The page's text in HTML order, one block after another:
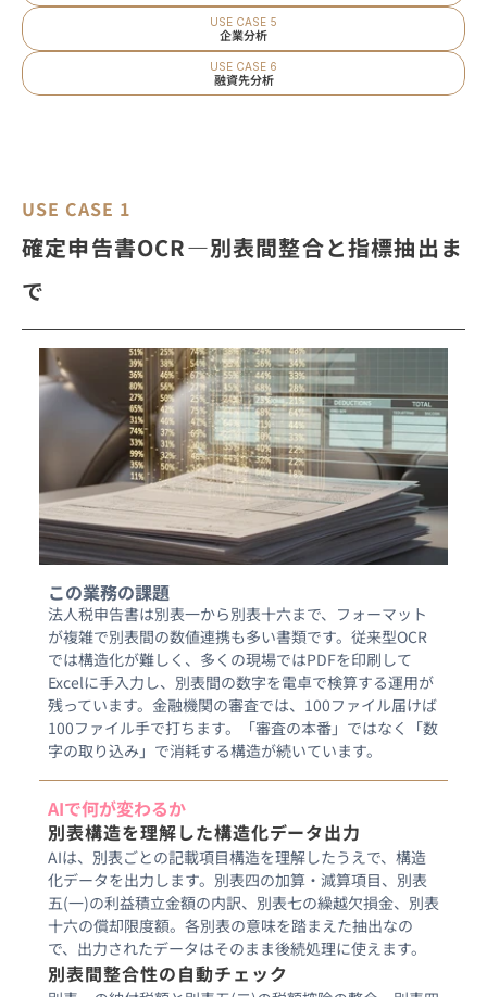
USE CASE 5
企業分析
USE CASE 6
融資先分析
USE CASE 1
確定申告書OCR―別表間整合と指標抽出ま
で
この業務の課題
法人税申告書は別表一から別表十六まで、フォーマット
が複雑で別表間の数値連携も多い書類です。従来型OCR
では構造化が難しく、多くの現場ではPDFを印刷して
Excelに手入力し、別表間の数字を電卓で検算する運用が
残っています。金融機関の審査では、100ファイル届けば
100ファイル手で打ちます。「審査の本番」ではなく「数
AIで何が変わるか
別表構造を理解した構造化データ出力
AIは、別表ごとの記載項目構造を理解したうえで、構造
化データを出力します。別表四の加算・減算項目、別表
五(一)の利益積立金額の内訳、別表七の繰越欠損金、別表
十六の償却限度額。各別表の意味を踏まえた抽出なの
で、出力されたデータはそのまま後続処理に使えます。
別表間整合性の自動チェック